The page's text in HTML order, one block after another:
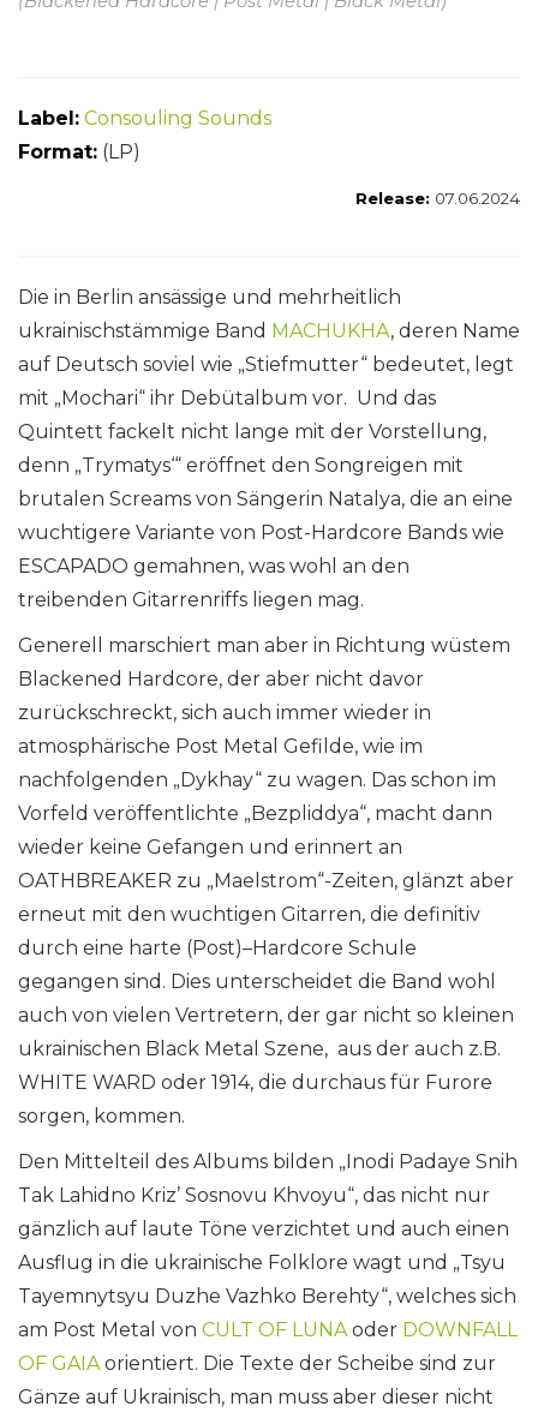
Label: Consouling Sounds
Format: (LP)
Release: 07 .06.2024
Die in Berlin ansässige und mehrheitlich
ukrainischstämmige Band MACHUKHA, deren Name
auf Deutsch soviel wie „Stiefmutter“ bedeutet, legt
mit „Mochari“ ihr Debütalbum vor. Und das
Quintett fackelt nicht lange mit der Vorstellung,
denn „Trymatys‘“ eröffnet den Songreigen mit
brutalen Screams von Sängerin Natalya, die an eine
wuchtigere Variante von Post-Hardcore Bands wie
ESCAPADO gemahnen, was wohl an den
treibenden Gitarrenriffs liegen mag.
Generell marschiert man aber in Richtung wüstem
Blackened Hardcore, der aber nicht davor
zurückschreckt, sich auch immer wieder in
atmosphärische Post Metal Gefilde, wie im
nachfolgenden „Dykhay“ zu wagen. Das schon im
Vorfeld veröffentlichte „Bezpliddya“, macht dann
wieder keine Gefangen und erinnert an
OATHBREAKER zu „Maelstrom“-Zeiten, glänzt aber
erneut mit den wuchtigen Gitarren, die definitiv
durch eine harte (Post)–Hardcore Schule
gegangen sind. Dies unterscheidet die Band wohl
auch von vielen Vertretern, der gar nicht so kleinen
ukrainischen Black Metal Szene, aus der auch z.B.
WHITE WARD oder 1914, die durchaus für Furore
sorgen, kommen.
Den Mittelteil des Albums bilden „Inodi Padaye Snih
Tak Lahidno Kriz’ Sosnovu Khvoyu“, das nicht nur
gänzlich auf laute Töne verzichtet und auch einen
Ausflug in die ukrainische Folklore wagt und „Tsyu
Tayemnytsyu Duzhe Vazhko Berehty“, welches sich
am Post Metal von CULT OF LUNAoder DOWNFALL
OF GAIA orientiert. Die Texte der Scheibe sind zur
Gänze auf Ukrainisch, man muss aber dieser nicht